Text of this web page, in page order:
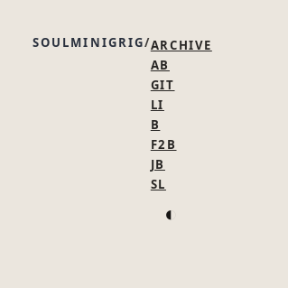
SOULMINIGRIG ARCHIVE
AB
GIT
LI
B
F2B
JB
SL
◐